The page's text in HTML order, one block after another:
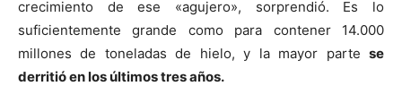
crecimiento de ese «agujero», sorprendió. Es lo
suficientemente grande como para contener 14.000
millones de toneladas de hielo, y la mayor parte se
derritió en los últimos tres años.